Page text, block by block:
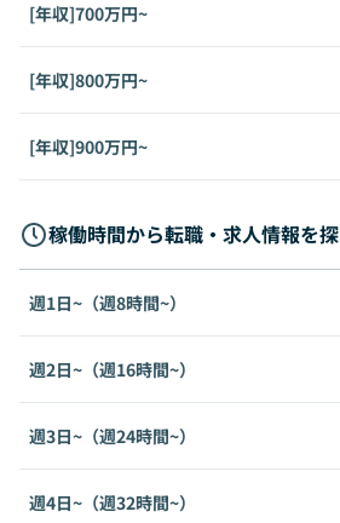
[年収]700万円~
[年収]800万円~
[年収]900万円~
稼働時間から転職・求人情報を
週1日~（週8時間~）
週2日~（週16時間~）
週3日~（週24時間~）
週4日~（週32時間~）